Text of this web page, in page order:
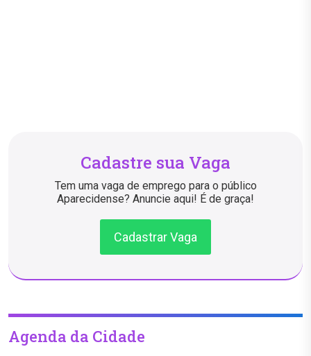
Cadastre sua Vaga
Tem uma vaga de emprego para o público
Aparecidense? Anuncie aqui! É de graça!
Cadastrar Vaga
Agenda da Cidade